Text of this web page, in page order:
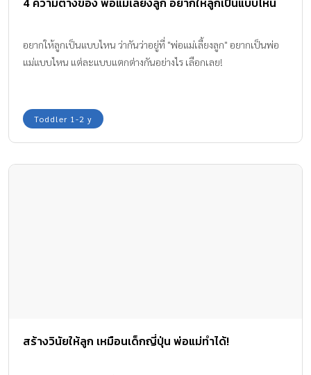
อยากให้ลูกเป็นแบบไหน ว่ากันว่าอยู่ที่ "พ่อแม่เลี้ยงลูก" อยากเป็นพ่อ
แม่แบบไหน แต่ละแบบแตกต่างกันอย่างไร เลือกเลย!
Toddler 1-2 y
สร้างวินัยให้ลูก เหมือนเด็กญี่ปุ่น พ่อแม่ทำได้!